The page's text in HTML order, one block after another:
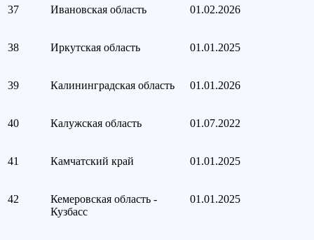
37 Ивановская область 01.02.2026
38 Иркутская область 01.01.2025
39 Калининградская область 01.01.2026
40 Калужская область 01.07.2022
41 Камчатский край 01.01.2025
42
Кемеровская область -
Кузбасс
01.01.2025